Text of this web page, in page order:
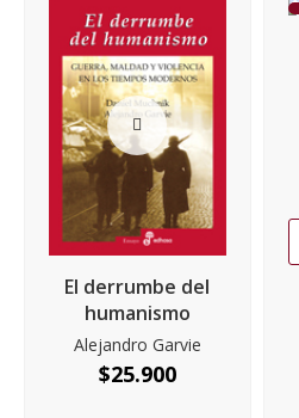
El derrumbe del
humanismo
Alejandro Garvie
$25.900